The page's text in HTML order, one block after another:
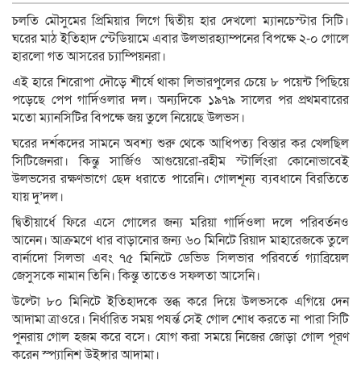
চলতি মৌসুমের প্রিমিয়ার লিগে দ্বিতীয় হার দেখলো ম্যানচেস্টার সিটি।
ঘরের মাঠ ইতিহাদ স্টেডিয়ামে এবার উলভারহ্যাম্পনের বিপক্ষে ২-০ গোলে
হারলো গত আসরের চ্যাম্পিয়নরা।
এই হারে শিরোপা দৌড়ে শীর্ষে থাকা লিভারপুলের চেয়ে ৮ পয়েন্ট পিছিয়ে
পড়েছে পেপ গার্দিওলার দল। অন্যদিকে ১৯৭৯ সালের পর প্রথমবারের
মতো ম্যানসিটির বিপক্ষে জয় তুলে নিয়েছে উলভস।
ঘরের দর্শকদের সামনে অবশ্য শুরু থেকে আধিপত্য বিস্তার কর খেলছিল
সিটিজেনরা। কিন্তু সার্জিও আগুয়েরো-রহীম স্টার্লিংরা কোনোভাবেই
উলভসের রক্ষণভাগে ছেদ ধরাতে পারেনি। গোলশূন্য ব্যবধানে বিরতিতে
যায় দু’দল।
দ্বিতীয়ার্ধে ফিরে এসে গোলের জন্য মরিয়া গার্দিওলা দলে পরিবর্তনও
আনেন। আক্রমণে ধার বাড়ানোর জন্য ৬০ মিনিটে রিয়াদ মাহারেজকে তুলে
বার্নাদো সিলভা এবং ৭৫ মিনিটে ডেভিড সিলভার পরিবর্তে গ্যাব্রিয়েল
জেসুসকে নামান তিনি। কিন্তু তাতেও সফলতা আসেনি।
উল্টো ৮০ মিনিটে ইতিহাদকে স্তব্ধ করে দিয়ে উলভসকে এগিয়ে দেন
আদামা ত্রাওরে। নির্ধারিত সময় পযর্ন্ত সেই গোল শোধ করতে না পারা সিটি
পুনরায় গোল হজম করে বসে। যোগ করা সময়ে নিজের জোড়া গোল পূরণ
করেন স্প্যানিশ উইঙ্গার আদামা।